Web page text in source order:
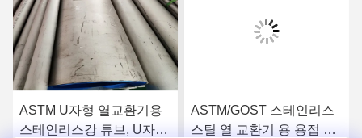
ASTM U자형 열교환기용
스테인리스강 튜브, U자형
ASTM/GOST 스테인리스
스틸 열 교환기 용 용접 파